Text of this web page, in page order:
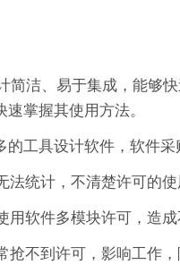
简洁、易于集成，能够
掌握其使用方法。
工具设计软件，软件采
法统计，不清楚许可
用软件多模块许可，造
抢不到许可，影响工作